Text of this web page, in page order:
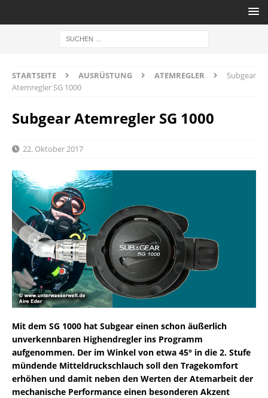
STARTSEITE AUSRÜSTUNG ATEMREGLER
Subgear
Atemregler SG 1000
Subgear Atemregler SG 1000
22. Oktober 2017
Mit dem SG 1000 hat Subgear einen schon äußerlich
unverkennbaren Highendregler ins Programm
aufgenommen. Der im Winkel von etwa 45° in die 2. Stufe
mündende Mitteldruckschlauch soll den Tragekomfort
erhöhen und damit neben den Werten der Atemarbeit der
mechanische Performance einen besonderen Akzent